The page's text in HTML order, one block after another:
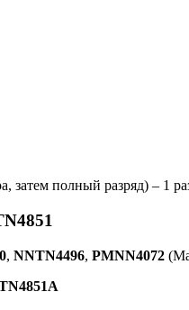
затем полный разряд) – 1
, NNTN4496, PMNN4072